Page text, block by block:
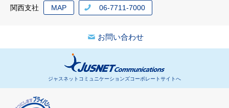
関西支社 MAP 06-7711-7000
お問い合わせ
ジャスネットコミュニケーションズコーポレートサイトへ